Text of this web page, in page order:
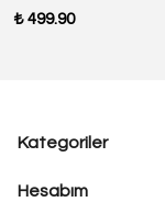
₺ 499.90
Kategoriler
Hesabım